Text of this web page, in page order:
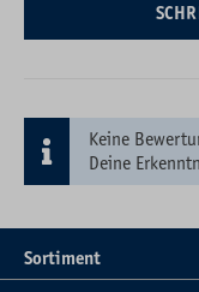
Keine
Deine
Sortiment